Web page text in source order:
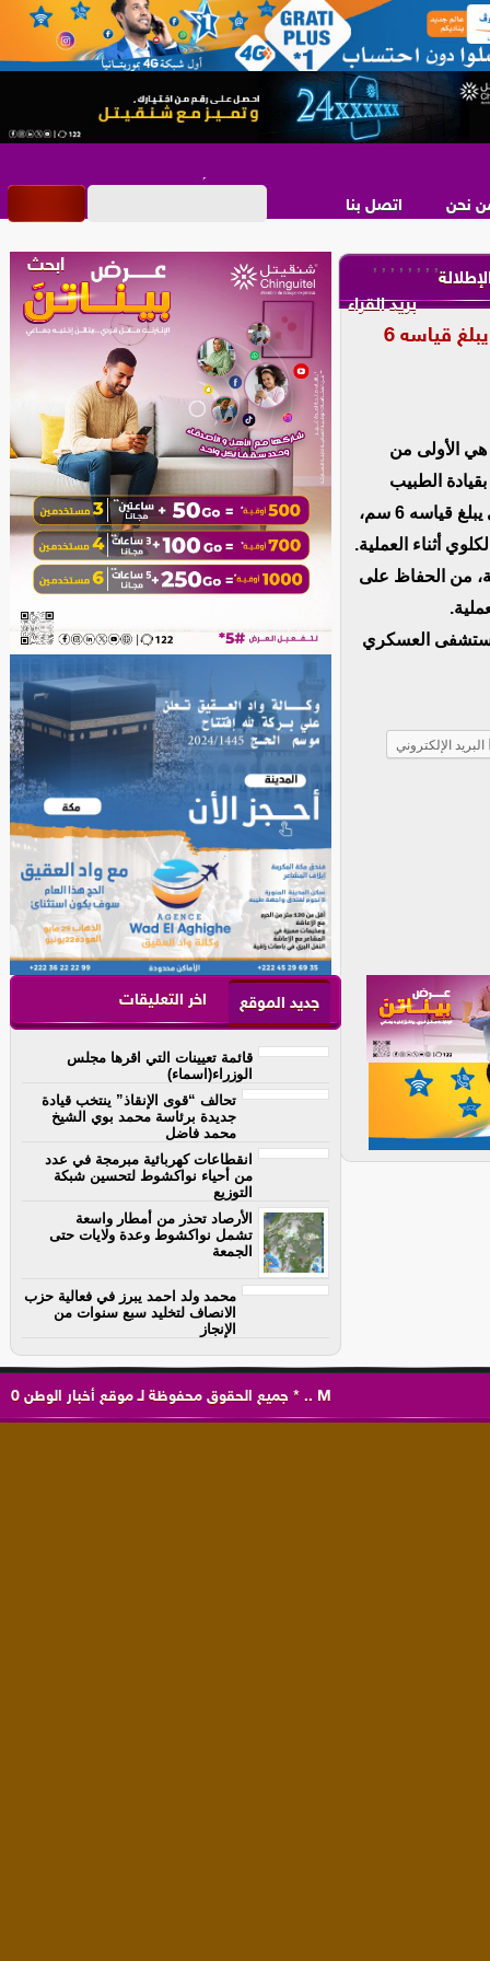
نحن اتصل بنا
,
,
,
,
,
,
,
,
بريد القراء
لأول مرة .. فريق طبي موريتاني ينجح في استئصال ورم كلوي يبلغ قياسه 6
جراحية نوعية، هي الأولى من
الطبيب
العقيد الطاهر بوظايه؛ أخصائي جراحة المسالك البولية، من استئصال ورم كلوي يبلغ قياسه 6 سم،
من الحفاظ على
العسكري
البريد الإلكتروني
جديد الموقع اخر التعليقات
قائمة تعيينات التي اقرها مجلس
الوزراء(اسماء)
تحالف “قوى الإنقاذ” ينتخب قيادة
جديدة برئاسة محمد بوي الشيخ
محمد فاضل
انقطاعات كهربائية مبرمجة في عدد
من أحياء نواكشوط لتحسين شبكة
التوزيع
الأرصاد تحذر من أمطار واسعة
تشمل نواكشوط وعدة ولايات حتى
الجمعة
محمد ولد احمد يبرز في فعالية حزب
الانصاف لتخليد سبع سنوات من
الإنجاز
M
..
* جميع الحقوق محفوظة لـموقع أخبار الوطن 0